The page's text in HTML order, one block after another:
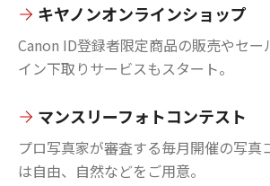
キヤノンオンラインショップ
Canon ID登録者限定商品の販売やセー
イン下取りサービスもスタート。
マンスリーフォトコンテスト
プロ写真家が審査する毎月開催の写真
は自由、自然などをご用意。